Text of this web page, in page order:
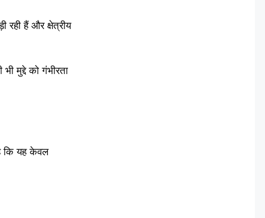
रही हैं और क्षेत्रीय
मुद्दे को गंभीरता
कि यह केवल